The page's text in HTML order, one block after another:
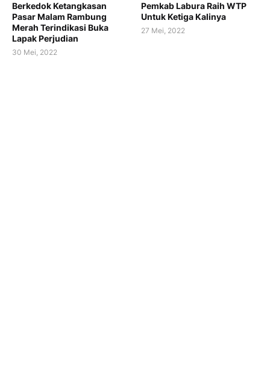
Berkedok Ketangkasan
Pasar Malam Rambung
Merah Terindikasi Buka
Lapak Perjudian
30 Mei, 2022
Pemkab Labura Raih WTP
Untuk Ketiga Kalinya
27 Mei, 2022